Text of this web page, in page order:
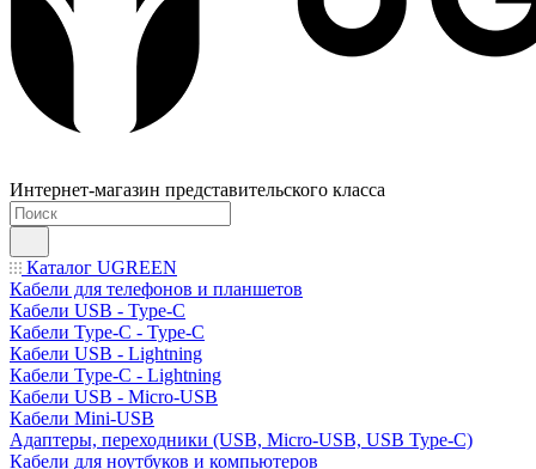
Интернет-магазин представительского класса
Каталог UGREEN
Кабели для телефонов и планшетов
Кабели USB - Type-C
Кабели Type-C - Type-C
Кабели USB - Lightning
Кабели Type-C - Lightning
Кабели USB - Micro-USB
Кабели Mini-USB
Адаптеры, переходники (USB, Micro-USB, USB Type-C)
Кабели для ноутбуков и компьютеров